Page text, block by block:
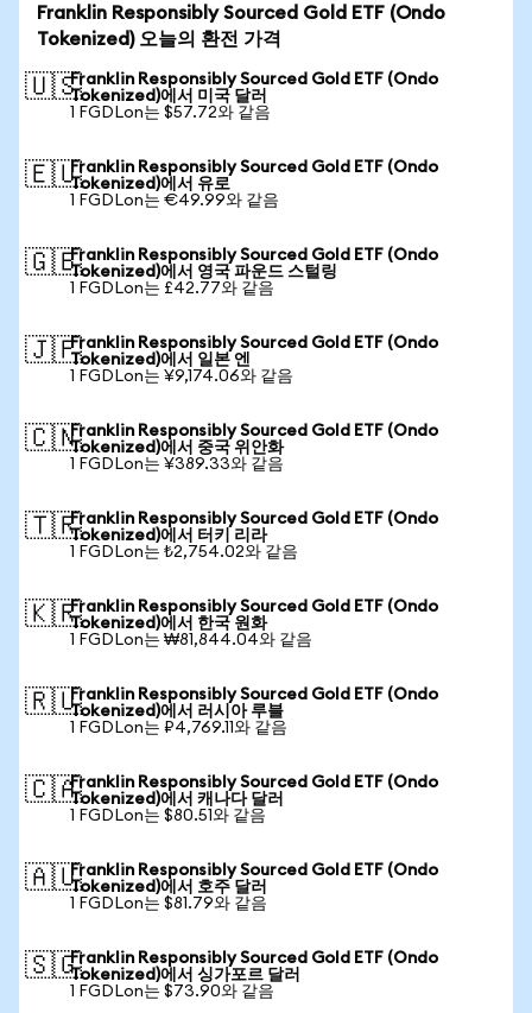
Franklin Responsibly Sourced Gold ETF (Ondo
Tokenized) 오늘의 환전 가격
🇺🇸Franklin Responsibly Sourced Gold ETF (Ondo
Tokenized)에서 미국 달러
1 FGDLon는 $57.72와 같음
🇪🇺Franklin Responsibly Sourced Gold ETF (Ondo
Tokenized)에서 유로
1 FGDLon는 €49.99와 같음
🇬🇧Franklin Responsibly Sourced Gold ETF (Ondo
Tokenized)에서 영국 파운드 스털링
1 FGDLon는 £42.77와 같음
🇯🇵Franklin Responsibly Sourced Gold ETF (Ondo
Tokenized)에서 일본 엔
1 FGDLon는 ¥9,174.06와 같음
🇨🇳Franklin Responsibly Sourced Gold ETF (Ondo
Tokenized)에서 중국 위안화
1 FGDLon는 ¥389.33와 같음
🇹🇷Franklin Responsibly Sourced Gold ETF (Ondo
Tokenized)에서 터키 리라
1 FGDLon는 ₺2,754.02와 같음
🇰🇷Franklin Responsibly Sourced Gold ETF (Ondo
Tokenized)에서 한국 원화
1 FGDLon는 ₩81,844.04와 같음
🇷🇺Franklin Responsibly Sourced Gold ETF (Ondo
Tokenized)에서 러시아 루블
1 FGDLon는 ₽4,769.11와 같음
🇨🇦Franklin Responsibly Sourced Gold ETF (Ondo
Tokenized)에서 캐나다 달러
1 FGDLon는 $80.51와 같음
🇦🇺Franklin Responsibly Sourced Gold ETF (Ondo
Tokenized)에서 호주 달러
1 FGDLon는 $81.79와 같음
🇸🇬Franklin Responsibly Sourced Gold ETF (Ondo
Tokenized)에서 싱가포르 달러
1 FGDLon는 $73.90와 같음